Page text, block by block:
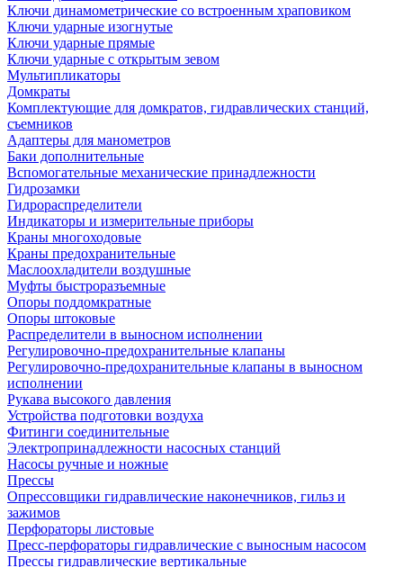
Ключи динамометрические со встроенным храповиком
Ключи ударные изогнутые
Ключи ударные прямые
Ключи ударные с открытым зевом
Мультипликаторы
Домкраты
Комплектующие для домкратов, гидравлических станций,
съемников
Адаптеры для манометров
Баки дополнительные
Вспомогательные механические принадлежности
Гидрозамки
Гидрораспределители
Индикаторы и измерительные приборы
Краны многоходовые
Краны предохранительные
Маслоохладители воздушные
Муфты быстроразъемные
Опоры поддомкратные
Опоры штоковые
Распределители в выносном исполнении
Регулировочно-предохранительные клапаны
Регулировочно-предохранительные клапаны в выносном
исполнении
Рукава высокого давления
Устройства подготовки воздуха
Фитинги соединительные
Электропринадлежности насосных станций
Насосы ручные и ножные
Прессы
Опрессовщики гидравлические наконечников, гильз и
зажимов
Перфораторы листовые
Пресс-перфораторы гидравлические с выносным насосом
Прессы гидравлические вертикальные